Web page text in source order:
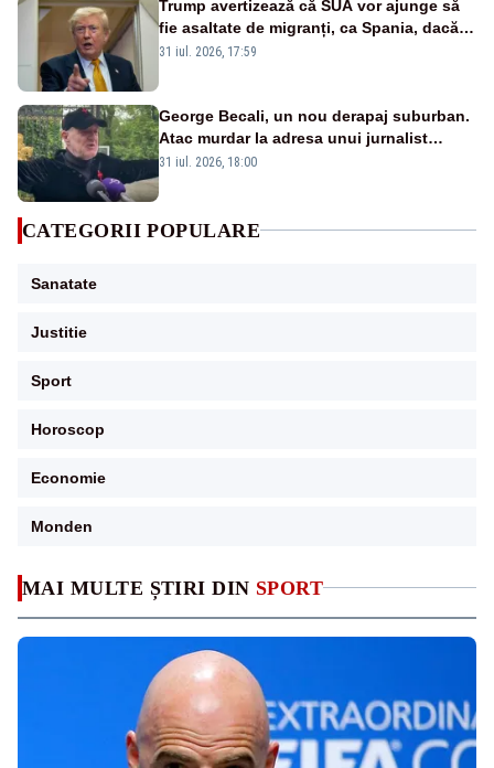
MAI MULTE ȘTIRI DIN SPORT
Trump avertizează că SUA vor ajunge să
fie asaltate de migranți, ca Spania, dacă
democrații câștigă alegerile din 2028
31 iul. 2026, 17:59
George Becali, un nou derapaj suburban.
Atac murdar la adresa unui jurnalist
sportiv – AUDIO
31 iul. 2026, 18:00
CATEGORII POPULARE
Sanatate
Justitie
Sport
Horoscop
Economie
Monden